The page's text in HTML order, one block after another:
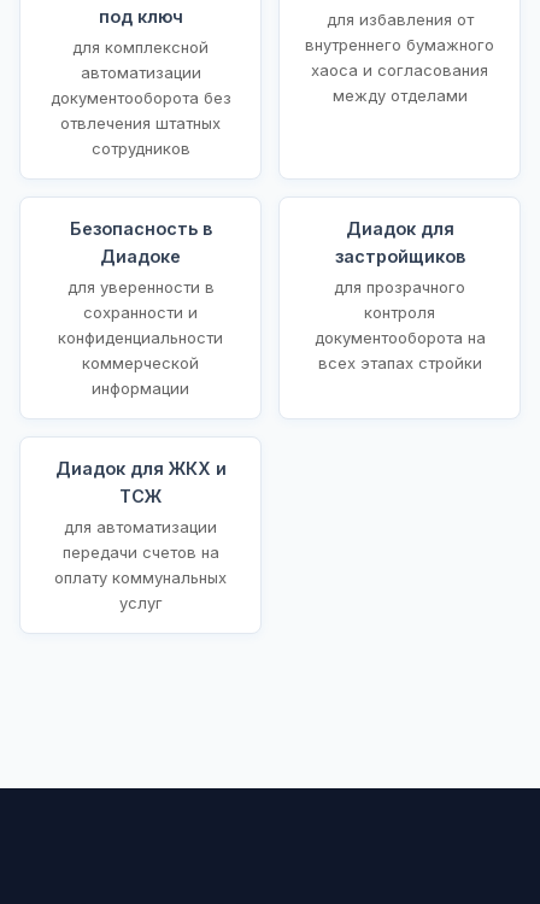
под ключ
для комплексной
автоматизации
документооборота без
отвлечения штатных
сотрудников
для избавления от
внутреннего бумажного
хаоса и согласования
между отделами
Безопасность в
Диадоке
для уверенности в
сохранности и
конфиденциальности
коммерческой
информации
Диадок для
застройщиков
для прозрачного
контроля
документооборота на
всех этапах стройки
Диадок для ЖКХ и
ТСЖ
для автоматизации
передачи счетов на
оплату коммунальных
услуг